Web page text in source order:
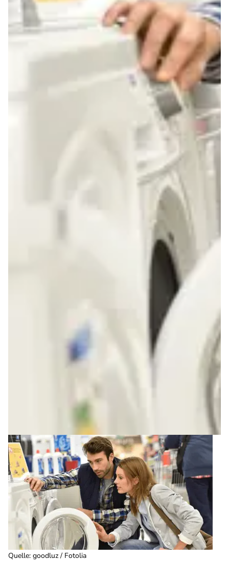
Quelle: goodluz / Fotolia